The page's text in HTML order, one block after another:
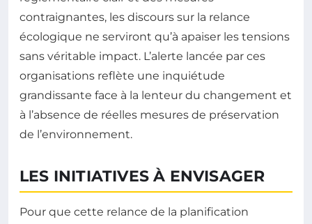
contraignantes, les discours sur la relance
écologique ne serviront qu’à apaiser les tensions
sans véritable impact. L’alerte lancée par ces
organisations reflète une inquiétude
grandissante face à la lenteur du changement et
à l’absence de réelles mesures de préservation
de l’environnement.
LES INITIATIVES À ENVISAGER
Pour que cette relance de la planification